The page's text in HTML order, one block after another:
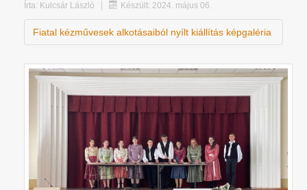
Írta: Kulcsár László Készült: 2024. május 06.
Fiatal kézművesek alkotásaiból nyílt kiállítás képgaléria